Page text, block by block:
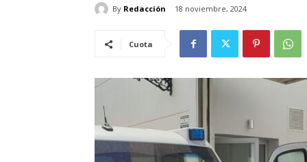
By Redacción 18 noviembre, 2024
Cuota